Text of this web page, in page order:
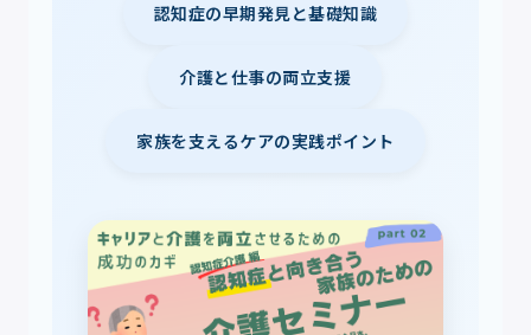
認知症の早期発見と基礎知識
介護と仕事の両立支援
家族を支えるケアの実践ポイント